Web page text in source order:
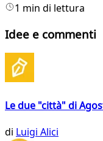
1 min di lettura
Idee e commenti
Le due "città" di
di Luigi Alici